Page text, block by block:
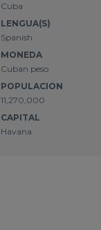
Cuba
LENGUA(S)
Spanish
MONEDA
Cuban peso
POPULACION
11,270,000
CAPITAL
Havana